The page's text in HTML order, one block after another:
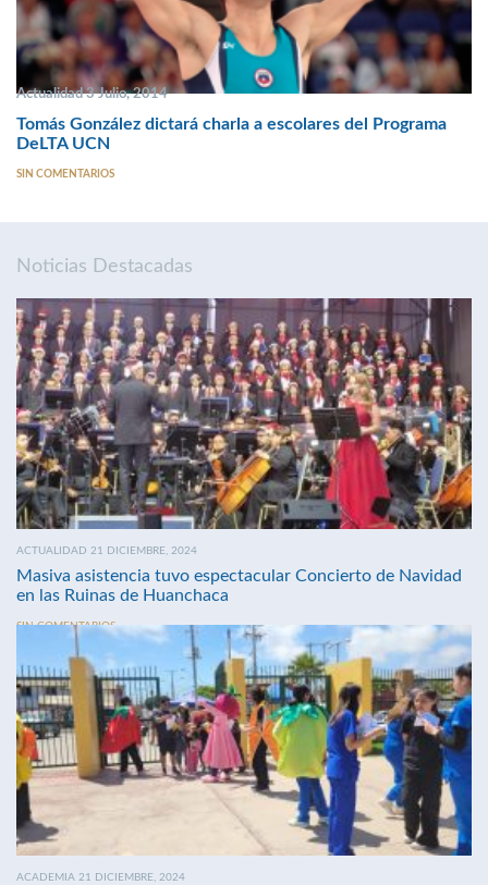
Actualidad 3 Julio, 2014
Tomás González dictará charla a escolares del Programa
DeLTA UCN
SIN COMENTARIOS
Noticias Destacadas
ACTUALIDAD 21 DICIEMBRE, 2024
Masiva asistencia tuvo espectacular Concierto de Navidad
en las Ruinas de Huanchaca
SIN COMENTARIOS
ACADEMIA 21 DICIEMBRE, 2024